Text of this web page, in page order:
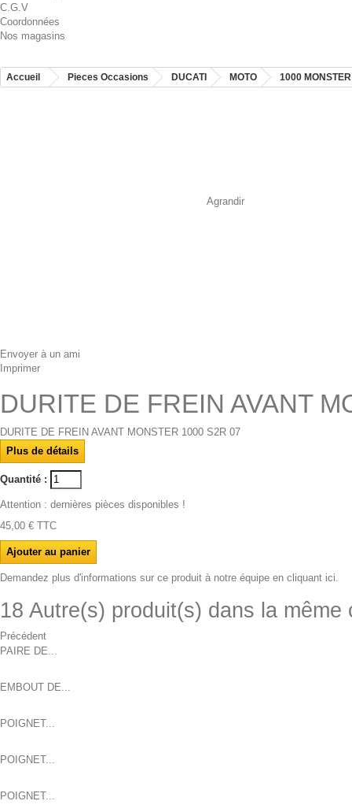
C.G.V
Coordonnées
Nos magasins
Accueil Pieces Occasions DUCATI MOTO 1000
Agrandir
Envoyer à un ami
Imprimer
DURITE DE FREIN AVANT
DURITE DE FREIN AVANT MONSTER 1000 S2R 07
Plus de détails
Quantité :
Attention : dernières pièces disponibles !
45,00 € TTC
Demandez plus d'informations sur ce produit à notre équipe en cliquant ici.
18 Autre(s) produit(s) dans la même
Précédent
PAIRE DE...
EMBOUT DE...
POIGNET...
POIGNET...
POIGNET...